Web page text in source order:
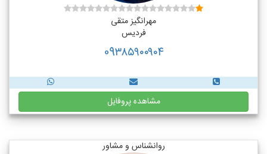
مهرانگیز متقی
فردیس
09۳۸۵۹۰۰۹۰۴
مشاهده پروفایل
روانشناس و مشاور